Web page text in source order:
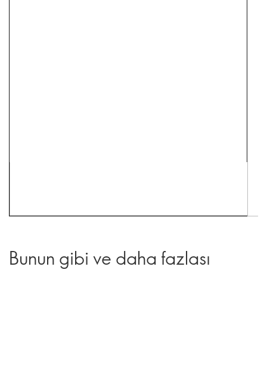
Bunun gibi ve daha fazlası